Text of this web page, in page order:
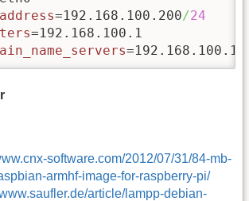
=192.168.100.200/24
=192.168.100.1
=192.168.100.1
software.com/2012/07/31/84-mb-
armhf-image-for-raspberry-pi/
article/lampp-debian-